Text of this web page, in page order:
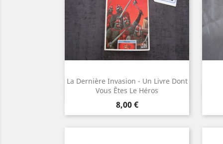
La Dernière Invasion - Un Livre Dont
Vous Êtes Le Héros
Prix
8,00 €
Aperçu rapide